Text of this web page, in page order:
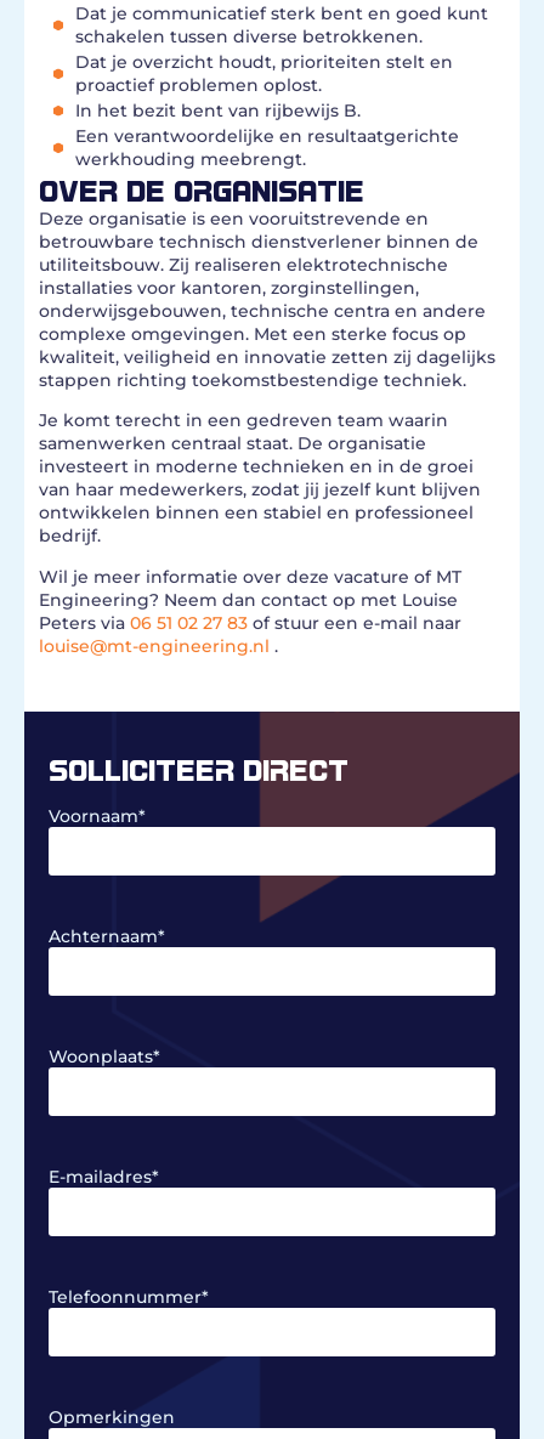
Dat je communicatief sterk bent en goed kunt
schakelen tussen diverse betrokkenen.
Dat je overzicht houdt, prioriteiten stelt en
proactief problemen oplost.
In het bezit bent van rijbewijs B.
Een verantwoordelijke en resultaatgerichte
werkhouding meebrengt.
OVER DE ORGANISATIE
Deze organisatie is een vooruitstrevende en
betrouwbare technisch dienstverlener binnen de
utiliteitsbouw. Zij realiseren elektrotechnische
installaties voor kantoren, zorginstellingen,
onderwijsgebouwen, technische centra en andere
complexe omgevingen. Met een sterke focus op
kwaliteit, veiligheid en innovatie zetten zij dagelijks
stappen richting toekomstbestendige techniek.
Je komt terecht in een gedreven team waarin
samenwerken centraal staat. De organisatie
investeert in moderne technieken en in de groei
van haar medewerkers, zodat jij jezelf kunt blijven
ontwikkelen binnen een stabiel en professioneel
bedrijf.
Wil je meer informatie over deze vacature of MT
Engineering? Neem dan contact op met Louise
Peters via 06 51 02 27 83 of stuur een e-mail naar
louise@mt-engineering.nl .
SOLLICITEER DIRECT
Voornaam*
Achternaam*
Woonplaats*
E-mailadres*
Telefoonnummer*
Opmerkingen